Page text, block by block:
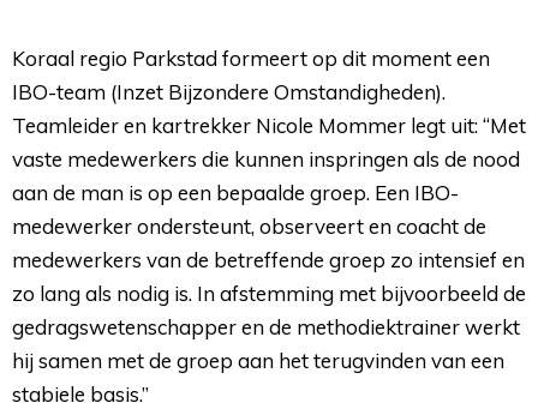
Koraal regio Parkstad formeert op dit moment een
IBO-team (Inzet Bijzondere Omstandigheden).
Teamleider en kartrekker Nicole Mommer legt uit: “Met
vaste medewerkers die kunnen inspringen als de nood
aan de man is op een bepaalde groep. Een IBO-
medewerker ondersteunt, observeert en coacht de
medewerkers van de betreffende groep zo intensief en
zo lang als nodig is. In afstemming met bijvoorbeeld de
gedragswetenschapper en de methodiektrainer werkt
hij samen met de groep aan het terugvinden van een
stabiele basis.”